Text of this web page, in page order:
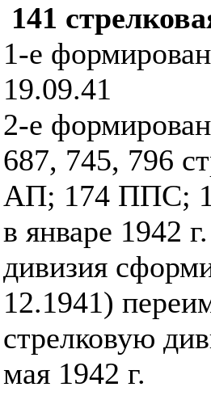
141
1-е
19.09.41
2-е
687, 745, 796
АП; 174 ППС;
в январе 1942
дивизия
12.1941)
стрелковую
мая 1942 г.